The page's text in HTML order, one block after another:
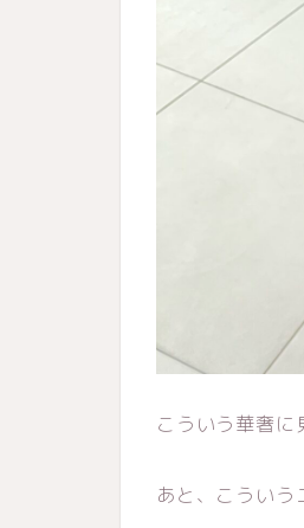
こういう華奢に
あと、こういう